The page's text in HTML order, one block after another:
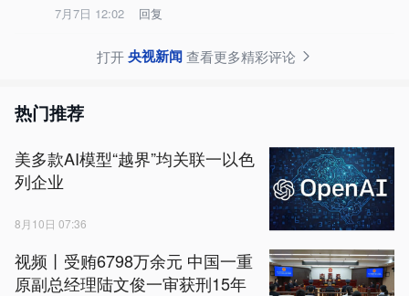
7月7日 12:02 回复
打开央视新闻查看更多精彩评论
热门推荐
美多款AI模型“越界”均关联一以色
列企业
8月10日 07:36
视频丨受贿6798万余元 中国一重
原副总经理陆文俊一审获刑15年